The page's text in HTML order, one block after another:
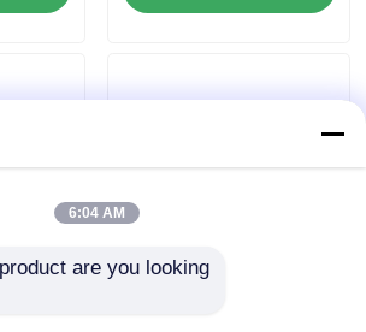
/
6:04 AM
are you looking